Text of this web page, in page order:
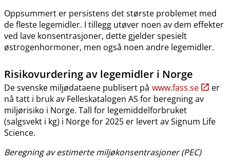
Oppsummert er persistens det største problemet med
de fleste legemidler. I tillegg utøver noen av dem effekter
ved lave konsentrasjoner, dette gjelder spesielt
østrogenhormoner, men også noen andre legemidler.
Risikovurdering av legemidler i Norge
De svenske miljødataene publisert på www.fass.se
er
nå tatt i bruk av Felleskatalogen AS for beregning av
miljørisiko i Norge. Tall for legemiddelforbruket
(salgsvekt i kg) i Norge for 2025 er levert av Signum Life
Science.
Beregning av estimerte miljøkonsentrasjoner (PEC)